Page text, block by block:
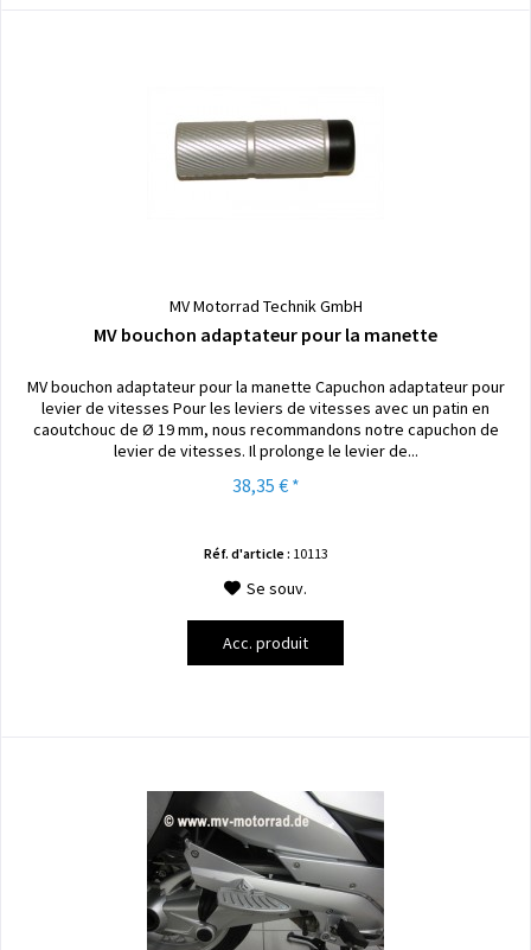
MV Motorrad Technik GmbH
MV bouchon adaptateur pour la manette
MV bouchon adaptateur pour la manette Capuchon adaptateur pour
levier de vitesses Pour les leviers de vitesses avec un patin en
caoutchouc de Ø 19 mm, nous recommandons notre capuchon de
levier de vitesses. Il prolonge le levier de...
38,35 € *
Réf. d'article : 10113
Se souv.
Acc. produit